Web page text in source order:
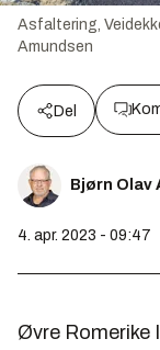
Asfaltering,
Amundsen
Del
Bjørn Olav
4. apr. 2023 - 09:47
Øvre Romerike